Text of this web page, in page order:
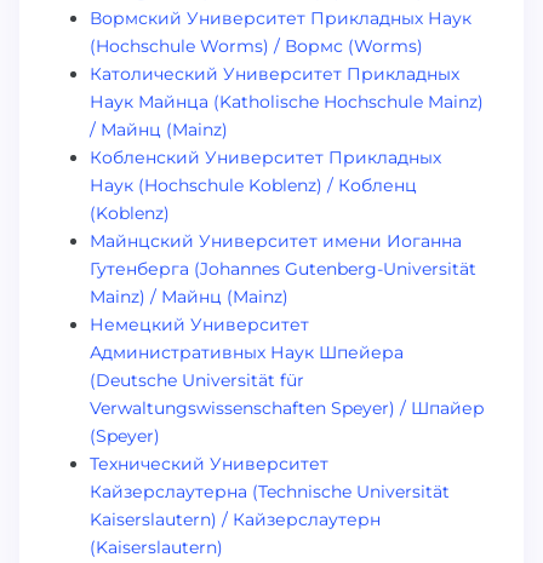
Вормский Университет Прикладных Наук
(Hochschule Worms) / Вормс (Worms)
Католический Университет Прикладных
Наук Майнца (Katholische Hochschule Mainz)
/ Майнц (Mainz)
Кобленский Университет Прикладных
Наук (Hochschule Koblenz) / Кобленц
(Koblenz)
Майнцский Университет имени Иоганна
Гутенберга (Johannes Gutenberg-Universität
Mainz) / Майнц (Mainz)
Немецкий Университет
Административных Наук Шпейера
(Deutsche Universität für
Verwaltungswissenschaften Speyer) / Шпайер
(Speyer)
Технический Университет
Кайзерслаутерна (Technische Universität
Kaiserslautern) / Кайзерслаутерн
(Kaiserslautern)